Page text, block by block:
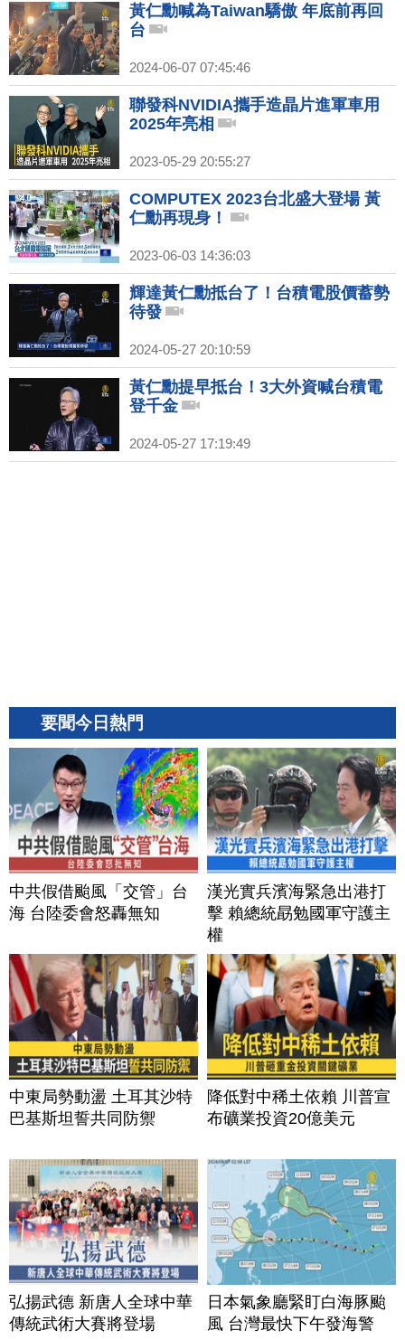
黃仁勳喊為Taiwan驕傲 年底前再回
台
2024-06-07 07:45:46
聯發科NVIDIA攜手造晶片進軍車用
2025年亮相
2023-05-29 20:55:27
COMPUTEX 2023台北盛大登場 黃
仁勳再現身！
2023-06-03 14:36:03
輝達黃仁勳抵台了！台積電股價蓄勢
待發
2024-05-27 20:10:59
黃仁勳提早抵台！3大外資喊台積電
登千金
2024-05-27 17:19:49
要聞今日熱門
中共假借颱風「交管」台
海 台陸委會怒轟無知
漢光實兵濱海緊急出港打
擊 賴總統勗勉國軍守護主
權
中東局勢動盪 土耳其沙特
巴基斯坦誓共同防禦
降低對中稀土依賴 川普宣
布礦業投資20億美元
弘揚武德 新唐人全球中華
傳統武術大賽將登場
日本氣象廳緊盯白海豚颱
風 台灣最快下午發海警